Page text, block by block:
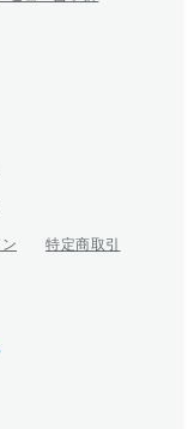
特定商取引